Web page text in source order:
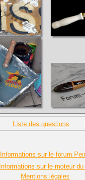
Liste des questions
Informations sur le forum
Informations sur le moteur du
Mentions légales